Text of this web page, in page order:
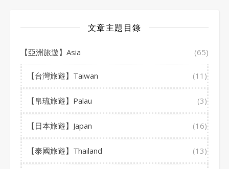
文章主題目錄
【亞洲旅遊】Asia (65)
【台灣旅遊】Taiwan (11)
【帛琉旅遊】Palau (3)
【日本旅遊】Japan (16)
【泰國旅遊】Thailand (13)